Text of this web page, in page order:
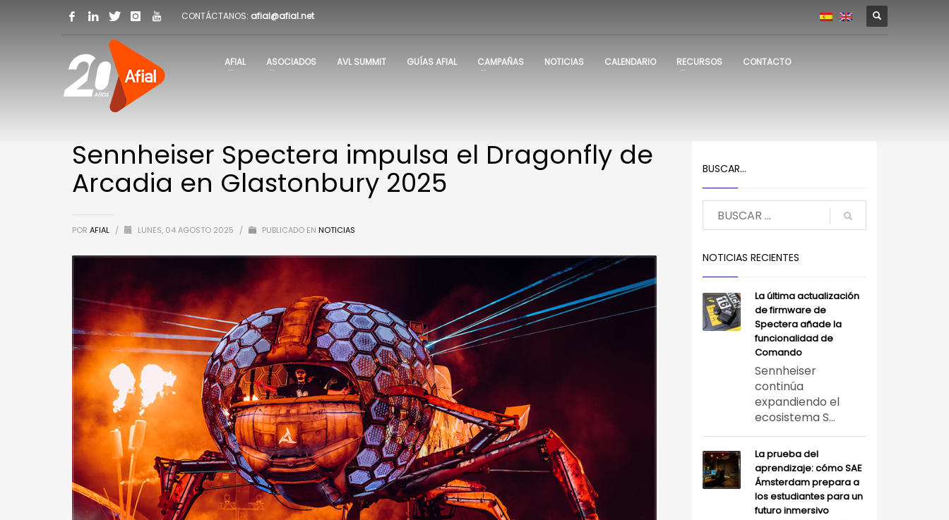
CONTÁCTANOS: afial@afial.net
AFIAL ASOCIADOS AVL SUMMIT GUÍAS AFIAL CAMPAÑAS NOTICIAS CALENDARIO RECURSOS CONTACTO
Sennheiser Spectera impulsa el Dragonfly de
Arcadia en Glastonbury 2025
POR AFIAL / LUNES, 04 AGOSTO 2025 / PUBLICADO EN NOTICIAS
BUSCAR…
NOTICIAS RECIENTES
La última actualización
de firmware de
Spectera añade la
funcionalidad de
Comando
Sennheiser
continúa
expandiendo el
ecosistema S...
La prueba del
aprendizaje: cómo SAE
Ámsterdam prepara a
los estudiantes para un
futuro inmersivo